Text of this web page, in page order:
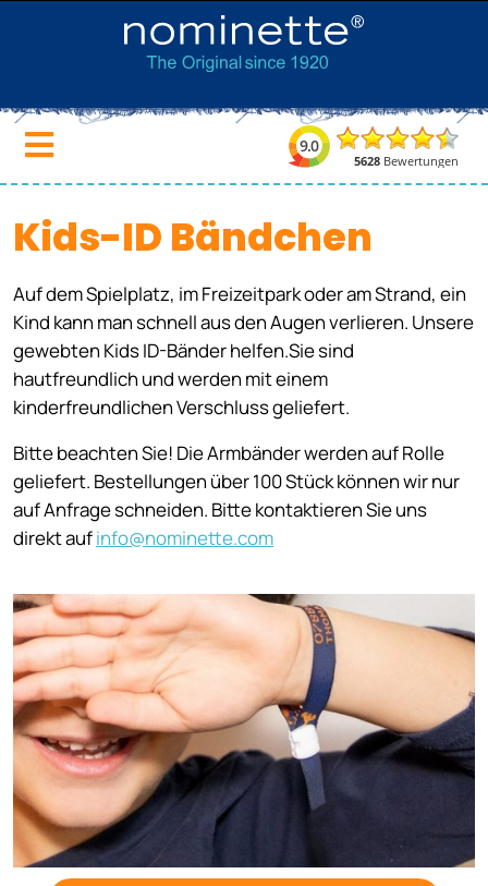
Kids-ID Bändchen
Auf dem Spielplatz, im Freizeitpark oder am Strand, ein
Kind kann man schnell aus den Augen verlieren. Unsere
gewebten Kids ID-Bänder helfen.Sie sind
hautfreundlich und werden mit einem
kinderfreundlichen Verschluss geliefert.
Bitte beachten Sie! Die Armbänder werden auf Rolle
geliefert. Bestellungen über 100 Stück können wir nur
auf Anfrage schneiden. Bitte kontaktieren Sie uns
direkt aufinfo@nominette.com